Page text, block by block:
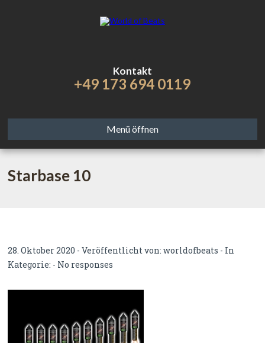
Kontakt
+49 173 694 0119
Menü öffnen
Starbase 10
28. Oktober 2020 - Veröffentlicht von:worldofbeats - In
Kategorie: - No responses